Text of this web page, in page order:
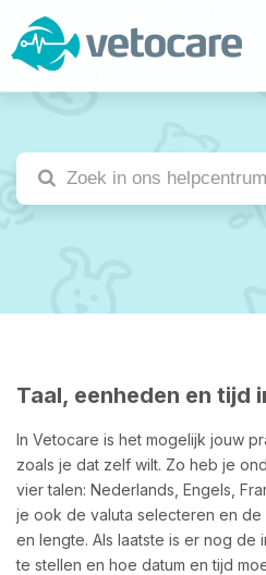
Taal, eenheden en tijd
In Vetocare is het mogelijk jouw
zoals je dat zelf wilt. Zo heb je
vier talen: Nederlands, Engels,
je ook de valuta selecteren en
en lengte. Als laatste is er nog de
te stellen en hoe datum en tijd